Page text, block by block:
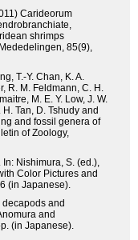
Carideorum
shrimps
85(9),
T.-Y. Chan, K. A.
R. M. Feldmann, C. H.
M. E. Y. Low, J. W.
Tan, D. Tshudy and
and fossil genera of
of Zoology,
Nishimura, S. (ed.),
Color Pictures and
(in Japanese).
and
and
(in Japanese).